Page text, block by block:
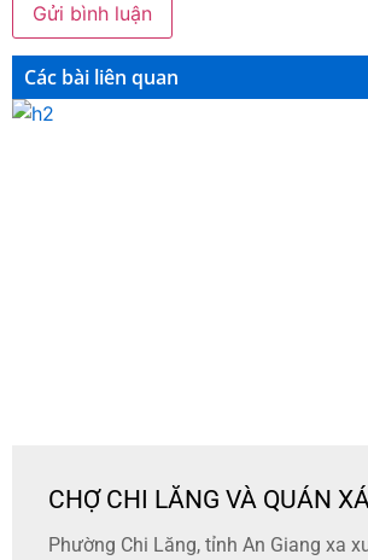
Các bài liên quan
CHỢ CHI LĂNG VÀ QUÁN XÁ
Phường Chi Lăng, tỉnh An Giang xa